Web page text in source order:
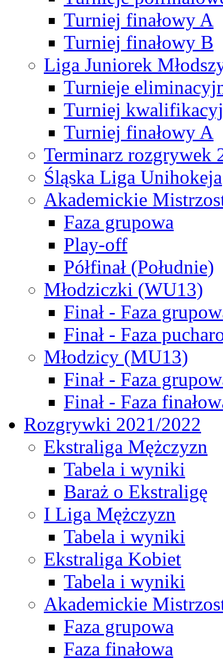
Turniej finałowy A
Turniej finałowy B
Liga Juniorek
Turnieje
Turniej
Turniej finałowy A
Terminarz rozgrywek
Śląska Liga Unihokeja
Akademickie
Faza grupowa
Play-off
Półfinał (Południe)
Młodziczki (WU13)
Finał - Faza
Finał - Faza
Młodzicy (MU13)
Finał - Faza
Finał - Faza
Rozgrywki 2021/2022
Ekstraliga Mężczyzn
Tabela i wyniki
Baraż o Ekstraligę
I Liga Mężczyzn
Tabela i wyniki
Ekstraliga Kobiet
Tabela i wyniki
Akademickie
Faza grupowa
Faza finałowa